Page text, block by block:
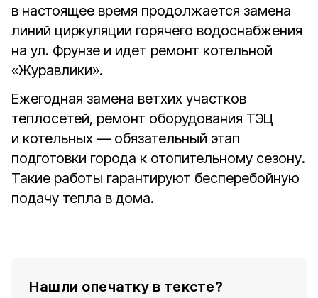
в настоящее время продолжается замена
линий циркуляции горячего водоснабжения
на ул. Фрунзе и идет ремонт котельной
«Журавлики».
Ежегодная замена ветхих участков
теплосетей, ремонт оборудования ТЭЦ
и котельных — обязательный этап
подготовки города к отопительному сезону.
Такие работы гарантируют бесперебойную
подачу тепла в дома.
Нашли опечатку в тексте?